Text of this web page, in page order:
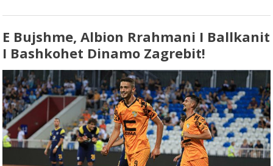
E Bujshme, Albion Rrahmani I Ballkanit
I Bashkohet Dinamo Zagrebit!